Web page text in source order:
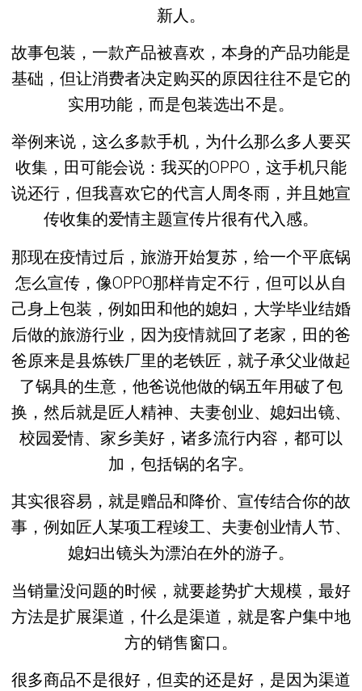
新人。
故事包装，一款产品被喜欢，本身的产品功能是
基础，但让消费者决定购买的原因往往不是它的
实用功能，而是包装选出不是。
举例来说，这么多款手机，为什么那么多人要买
收集，田可能会说：我买的OPPO，这手机只能
说还行，但我喜欢它的代言人周冬雨，并且她宣
传收集的爱情主题宣传片很有代入感。
那现在疫情过后，旅游开始复苏，给一个平底锅
怎么宣传，像OPPO那样肯定不行，但可以从自
己身上包装，例如田和他的媳妇，大学毕业结婚
后做的旅游行业，因为疫情就回了老家，田的爸
爸原来是县炼铁厂里的老铁匠，就子承父业做起
了锅具的生意，他爸说他做的锅五年用破了包
换，然后就是匠人精神、夫妻创业、媳妇出镜、
校园爱情、家乡美好，诸多流行内容，都可以
加，包括锅的名字。
其实很容易，就是赠品和降价、宣传结合你的故
事，例如匠人某项工程竣工、夫妻创业情人节、
媳妇出镜头为漂泊在外的游子。
当销量没问题的时候，就要趁势扩大规模，最好
方法是扩展渠道，什么是渠道，就是客户集中地
方的销售窗口。
很多商品不是很好，但卖的还是好，是因为渠道